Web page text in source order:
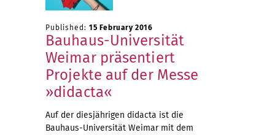
Published: 15 February 2016
Bauhaus-Universität
Weimar präsentiert
Projekte auf der Messe
»didacta«
Auf der diesjährigen didacta ist die
Bauhaus-Universität Weimar mit dem